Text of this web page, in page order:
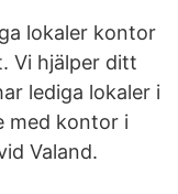
lokaler kontor
Vi hjälper ditt
lediga lokaler i
med kontor i
Valand.